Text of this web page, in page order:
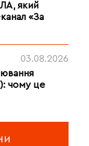
який
«За
03.08.2026
чому це